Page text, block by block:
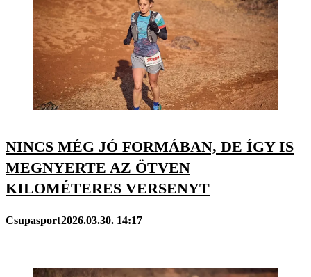
NINCS MÉG JÓ FORMÁBAN, DE ÍGY IS
MEGNYERTE AZ ÖTVEN
KILOMÉTERES VERSENYT
Csupasport2026.03.30. 14:17